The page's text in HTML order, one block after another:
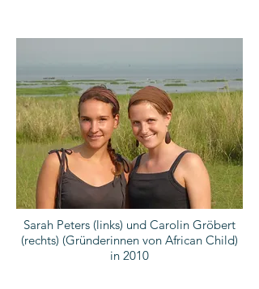
Sarah Peters (links) und Carolin Gröbert
(rechts) (Gründerinnen von African Child)
in 2010